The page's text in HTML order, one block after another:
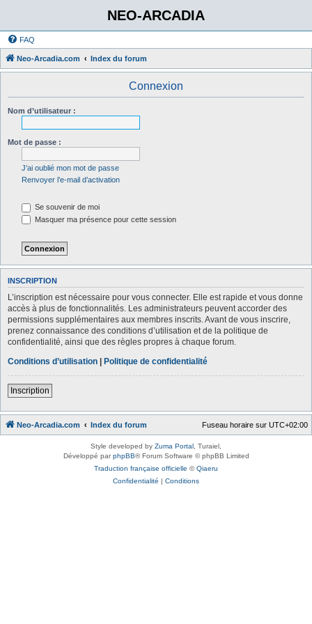
NEO-ARCADIA
FAQ
Neo-Arcadia.com Index du forum
Connexion
Nom d’utilisateur :
Mot de passe :
J’ai oublié mon mot de passe
Renvoyer l’e-mail d’activation
Se souvenir de moi
Masquer ma présence pour cette session
INSCRIPTION
L’inscription est nécessaire pour vous connecter. Elle est rapide et vous donne
accès à plus de fonctionnalités. Les administrateurs peuvent accorder des
permissions supplémentaires aux membres inscrits. Avant de vous inscrire,
prenez connaissance des conditions d’utilisation et de la politique de
confidentialité, ainsi que des règles propres à chaque forum.
Conditions d’utilisation | Politique de confidentialité
Inscription
Neo-Arcadia.com Index du forum Fuseau horaire sur UTC+02:00
Style developed by Zuma Portal , Turaiel,
Développé parphpBB® Forum Software © phpBB Limited
Traduction française officielle ©Qiaeru
Confidentialité | Conditions